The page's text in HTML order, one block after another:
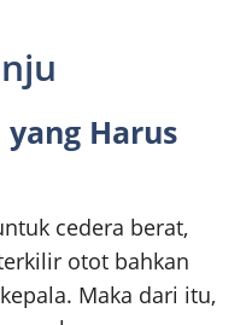
Harus
cedera berat,
otot bahkan
Maka dari itu,